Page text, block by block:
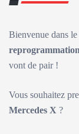
Bienvenue dans
vont de pair !
Vous souhaitez
Mercedes X ?